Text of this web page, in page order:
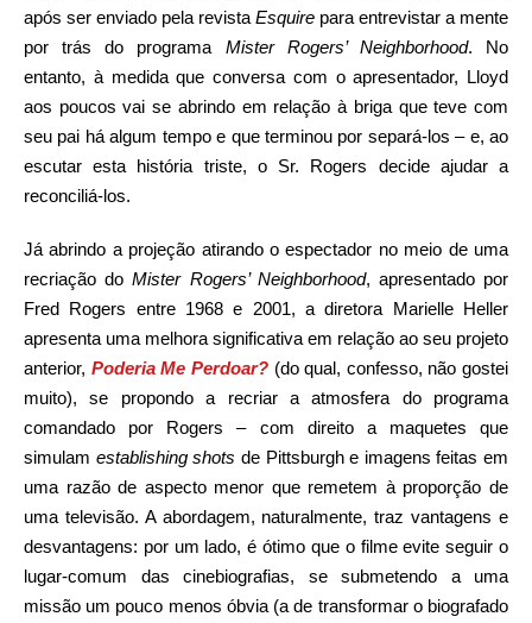
após ser enviado pela revista Esquire para entrevistar a mente
por trás do programa Mister Rogers’ Neighborhood. No
entanto, à medida que conversa com o apresentador, Lloyd
aos poucos vai se abrindo em relação à briga que teve com
seu pai há algum tempo e que terminou por separá-los – e, ao
escutar esta história triste, o Sr. Rogers decide ajudar a
reconciliá-los.
Já abrindo a projeção atirando o espectador no meio de uma
recriação doMister Rogers’ Neighborhood, apresentado por
Fred Rogers entre 1968 e 2001, a diretora Marielle Heller
apresenta uma melhora significativa em relação ao seu projeto
anterior, Poderia Me Perdoar?(do qual, confesso, não gostei
muito), se propondo a recriar a atmosfera do programa
comandado por Rogers – com direito a maquetes que
simulam establishing shots de Pittsburgh e imagens feitas em
uma razão de aspecto menor que remetem à proporção de
uma televisão. A abordagem, naturalmente, traz vantagens e
desvantagens: por um lado, é ótimo que o filme evite seguir o
lugar-comum das cinebiografias, se submetendo a uma
missão um pouco menos óbvia (a de transformar o biografado